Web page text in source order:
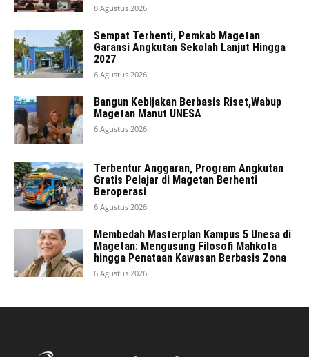
8 Agustus 2026
Sempat Terhenti, Pemkab Magetan
Garansi Angkutan Sekolah Lanjut Hingga
2027
6 Agustus 2026
Bangun Kebijakan Berbasis Riset,Wabup
Magetan Manut UNESA
6 Agustus 2026
Terbentur Anggaran, Program Angkutan
Gratis Pelajar di Magetan Berhenti
Beroperasi
6 Agustus 2026
Membedah Masterplan Kampus 5 Unesa di
Magetan: Mengusung Filosofi Mahkota
hingga Penataan Kawasan Berbasis Zona
6 Agustus 2026